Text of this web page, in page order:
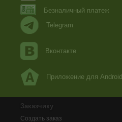
Безналичный платеж
Telegram
Вконтакте
Приложение для Android
Заказчику
Создать заказ